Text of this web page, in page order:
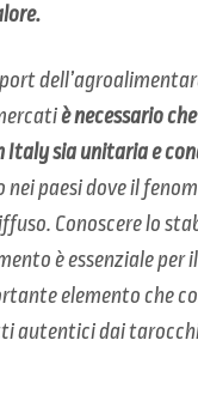
è necessario
Italy sia unitaria e
paesi dove il
Conoscere lo
è essenziale per
elemento che
autentici dai